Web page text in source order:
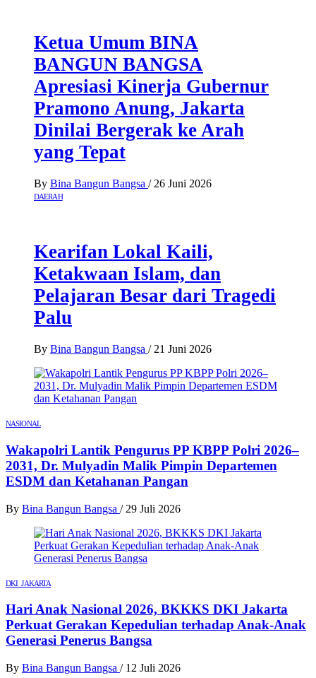
Ketua Umum BINA
BANGUN BANGSA
Apresiasi Kinerja Gubernur
Pramono Anung, Jakarta
Dinilai Bergerak ke Arah
yang Tepat
By Bina Bangun Bangsa / 26 Juni 2026
DAERAH
Kearifan Lokal Kaili,
Ketakwaan Islam, dan
Pelajaran Besar dari Tragedi
Palu
By Bina Bangun Bangsa / 21 Juni 2026
NASIONAL
Wakapolri Lantik Pengurus PP KBPP Polri 2026–
2031, Dr. Mulyadin Malik Pimpin Departemen
ESDM dan Ketahanan Pangan
By Bina Bangun Bangsa / 29 Juli 2026
DKI JAKARTA
Hari Anak Nasional 2026, BKKKS DKI Jakarta
Perkuat Gerakan Kepedulian terhadap Anak-Anak
Generasi Penerus Bangsa
By Bina Bangun Bangsa / 12 Juli 2026